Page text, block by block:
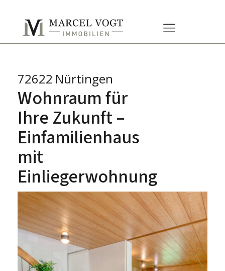
72622 Nürtingen
Wohnraum für
Ihre Zukunft –
Einfamilienhaus
mit
Einliegerwohnung